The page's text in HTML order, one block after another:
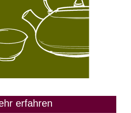
erfahren